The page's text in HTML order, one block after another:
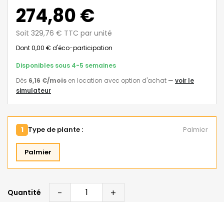
274,80 €
Soit 329,76 € TTC par unité
Dont 0,00 € d'éco-participation
Disponibles sous 4-5 semaines
Dès 6,16 €/mois en location avec option d'achat — voir le
simulateur
1 Type de plante : Palmier
Palmier
Quantité -
+